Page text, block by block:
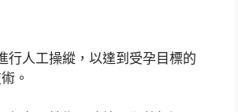
行人工操縱，以達到受孕目標的
。